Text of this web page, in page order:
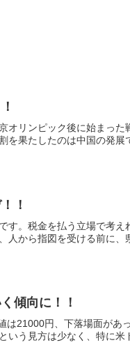
オリンピック後に始まっ
を果たしたのは中国の発
！
す。税金を払う立場で考
人から指図を受ける前に
傾向に！！
は21000円、下落場面があ
いう見方は少なく、特に